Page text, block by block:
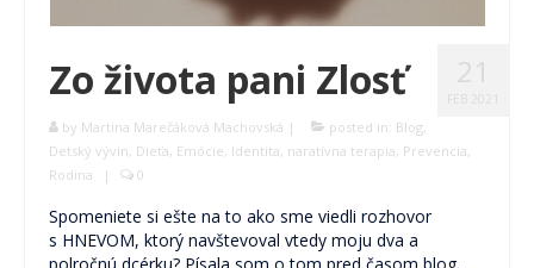
Zo života pani Zlosť
by Martina Marečáková Machovská | posted in: Blog,
Detský vývin, Dieťa, Emócie, Identita, naratívna terapia, Prevencia,
Rodina
| 0
Spomeniete si ešte na to ako sme viedli rozhovor
s HNEVOM, ktorý navštevoval vtedy moju dva a